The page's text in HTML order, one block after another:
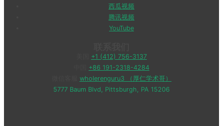
西瓜视频
腾讯视频
YouTube
+1 (412) 756-3137
+86 191-2318-4284
wholerenguru3 （厚仁学术哥）
5777 Baum Blvd, Pittsburgh, PA 15206